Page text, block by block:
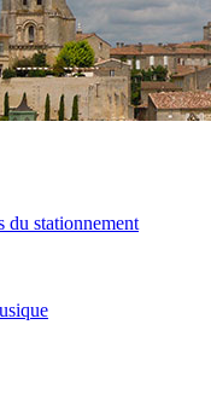
du stationnement